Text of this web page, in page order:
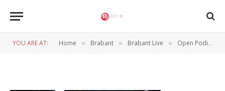
YOU ARE AT: Home » Brabant » Brabant Live » Open Podium in Waalwijk groot succes
OpenPodium_RobVerbrugge-